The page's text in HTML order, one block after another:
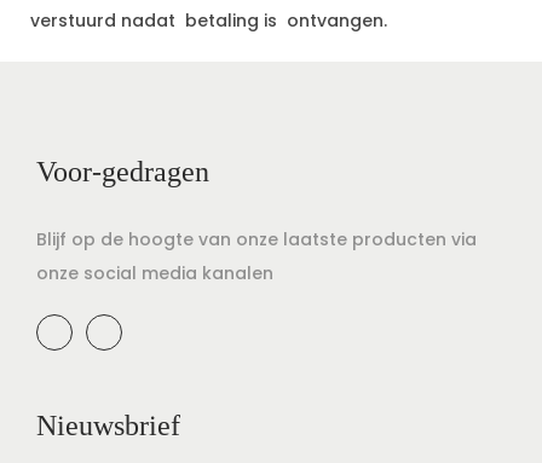
verstuurd nadat betaling is ontvangen.
Voor-gedragen
Blijf op de hoogte van onze laatste producten via
onze social media kanalen
Nieuwsbrief